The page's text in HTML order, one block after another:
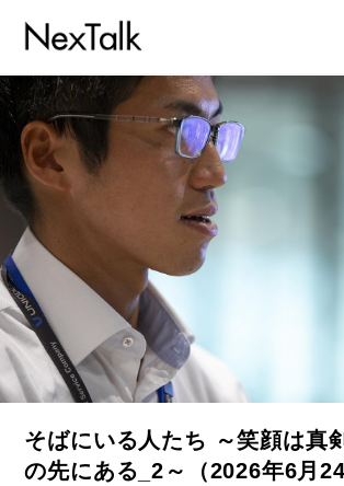
そばにいる人たち ～笑顔は真
の先にある_2～（2026年6月24